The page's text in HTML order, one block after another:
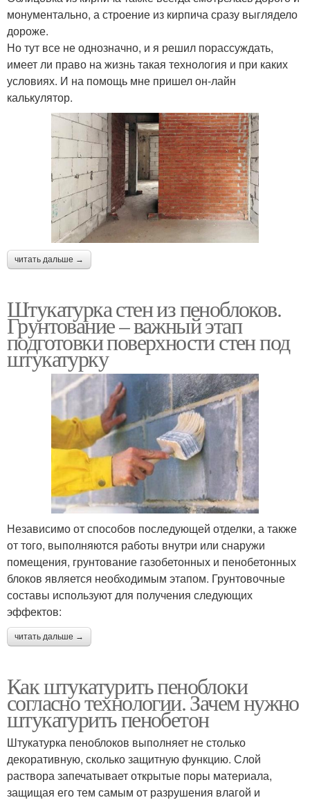
монументально, а строение из кирпича сразу выглядело
дороже.
Но тут все не однозначно, и я решил порассуждать,
имеет ли право на жизнь такая технология и при каких
условиях. И на помощь мне пришел он-лайн
калькулятор.
читать дальше →
Штукатурка стен из пеноблоков.
Грунтование – важный этап
подготовки поверхности стен под
штукатурку
Независимо от способов последующей отделки, а также
от того, выполняются работы внутри или снаружи
помещения, грунтование газобетонных и пенобетонных
блоков является необходимым этапом. Грунтовочные
составы используют для получения следующих
эффектов:
читать дальше →
Как штукатурить пеноблоки
согласно технологии. Зачем нужно
штукатурить пенобетон
Штукатурка пеноблоков выполняет не столько
декоративную, сколько защитную функцию. Слой
раствора запечатывает открытые поры материала,
защищая его тем самым от разрушения влагой и